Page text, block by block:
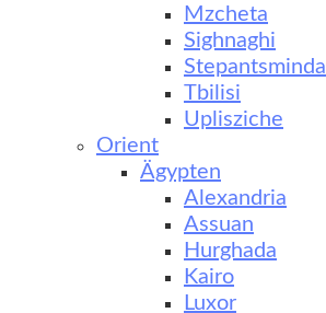
Mzcheta
Sighnaghi
Stepantsminda
Tbilisi
Uplisziche
Orient
Ägypten
Alexandria
Assuan
Hurghada
Kairo
Luxor